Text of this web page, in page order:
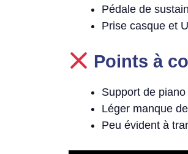
Pédale de
Prise casque et
Points à
Support de
Léger manque
Peu évident à